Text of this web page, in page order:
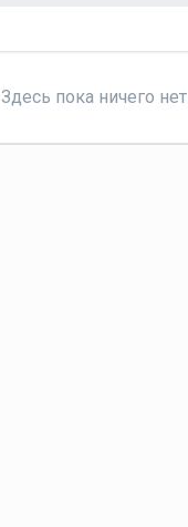
Здесь пока ничего нет